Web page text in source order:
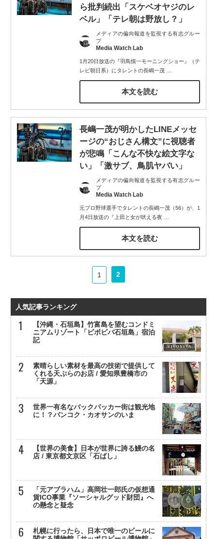
ら批判続出「スケベオヤジのレ
ベル」「テレ朝は野放し？」
メディアの偏向報道を監視する有志グルー
プ
Media Watch Lab
1月20日放送の『羽鳥慎一モーニングショー』（テ
レビ朝日系）にタレントの長嶋一茂…
本文を読む
長嶋一茂が明かしたLINEメッセ
ージの“おじさん構文”に視聴者
が悲鳴「こんな不快な絵文字な
い」「激サブ、鳥肌ヤバい」
メディアの偏向報道を監視する有志グルー
プ
Media Watch Lab
元プロ野球選手でタレントの長嶋一茂（56）が、1
月4日放送の『上田と女が吠える夜…
本文を読む
1 2
人気記事ランキング
【沖縄・石垣島】竹富島を望むコンドミ
ニアムリゾート「ビボビバ石垣島」宿泊
記
素晴らしい素材を最高の技術で提供して
くれる天ぷらのお店 / 愛知県豊橋市の
「天源」
世界一有名なバックパッカー街は観光地
に！？バンコク・カオサンのいま
【世界の美食】日本が世界に誇る鰻の名
店 / 東京都文京区「石ばし」
「元アブラハム」高岡壮一郎氏の仮想通
貨ICO事業『ソーシャルグッド財団』へ
の懸念と疑念
札幌に行ったら、日本で唯一のビールに